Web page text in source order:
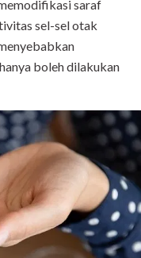
saraf
sel-sel otak
boleh dilakukan